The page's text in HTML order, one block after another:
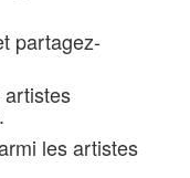
partagez-
artistes
les artistes